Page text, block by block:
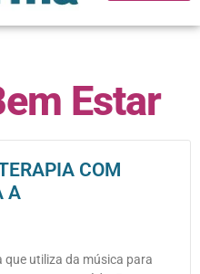
Estar
COM
A
utiliza da música para